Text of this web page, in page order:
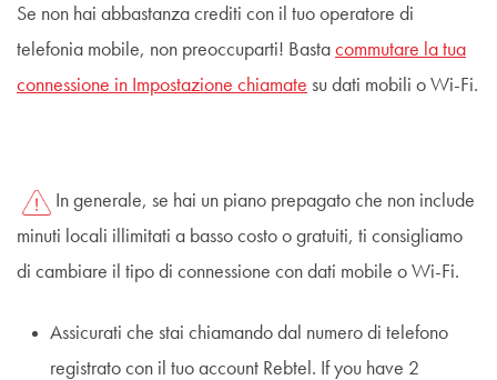
Se non hai abbastanza crediti con il tuo operatore di
telefonia mobile, non preoccuparti! Basta commutare la tua
connessione in Impostazione chiamate su dati mobili o Wi-Fi.
In generale, se hai un piano prepagato che non include
minuti locali illimitati a basso costo o gratuiti, ti consigliamo
di cambiare il tipo di connessione con dati mobile o Wi-Fi.
Assicurati che stai chiamando dal numero di telefono
registrato con il tuo account Rebtel. If you have 2